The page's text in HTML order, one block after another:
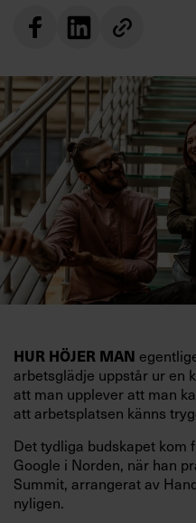
HUR HÖJER MAN
arbetsglädje uppstår ur en
att man upplever att man
att arbetsplatsen känns
Det tydliga budskapet kom
Google i Norden, när han
Summit, arrangerat av
nyligen.